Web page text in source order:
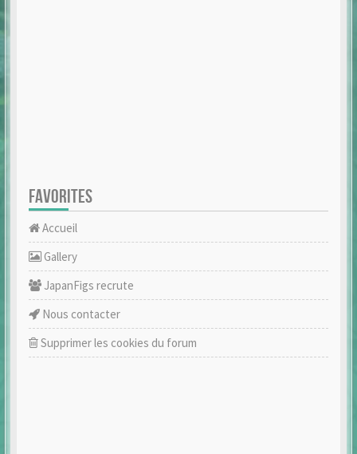
FAVORITES
Accueil
Gallery
JapanFigs recrute
Nous contacter
Supprimer les cookies du forum